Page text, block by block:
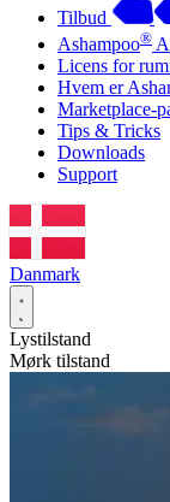
Tilbud
Ashampoo®
Licens for
Hvem er
Marketplace-
Tips & Tricks
Downloads
Support
Danmark
Lystilstand
Mørk tilstand